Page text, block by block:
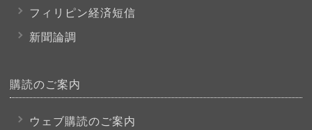
フィリピン経済短信
新聞論調
購読のご案内
ウェブ購読のご案内